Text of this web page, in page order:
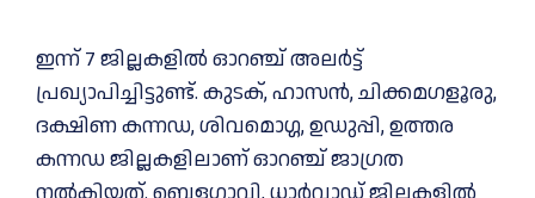
ഇന്ന് 7 ജില്ലകളിൽ ഓറഞ്ച് അലർട്ട്
പ്രഖ്യാപിച്ചിട്ടുണ്ട്. കുടക്, ഹാസൻ, ചിക്കമഗളൂരു,
ദക്ഷിണ കന്നഡ, ശിവമൊഗ്ഗ, ഉഡുപ്പി, ഉത്തര
കന്നഡ ജില്ലകളിലാണ് ഓറഞ്ച് ജാഗ്രത